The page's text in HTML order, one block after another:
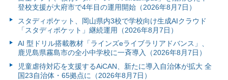
登校支援が大府市で4年目の運用開始（2026年8月7日）
スタディポケット、岡山県内3校で学校向け生成AIクラウド
「スタディポケット」継続運用（2026年8月7日）
AI 型ドリル搭載教材「ラインズeライブラリアドバンス」、
鹿児島県霧島市の全小中学校に一斉導入（2026年8月7日）
児童虐待対応を支援するAiCAN、新たに導入自治体が拡大 全
国23自治体・65拠点に（2026年8月7日）